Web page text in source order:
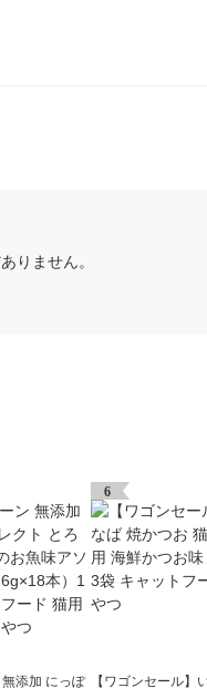
りません。
添加 にっぽ
6
【ワゴンセール】